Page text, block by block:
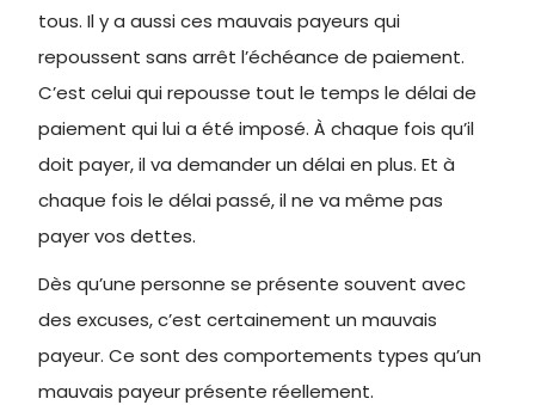
tous. Il y a aussi ces mauvais payeurs qui
repoussent sans arrêt l’échéance de paiement.
C’est celui qui repousse tout le temps le délai de
paiement qui lui a été imposé. À chaque fois qu’il
doit payer, il va demander un délai en plus. Et à
chaque fois le délai passé, il ne va même pas
payer vos dettes.
Dès qu’une personne se présente souvent avec
des excuses, c’est certainement un mauvais
payeur. Ce sont des comportements types qu’un
mauvais payeur présente réellement.